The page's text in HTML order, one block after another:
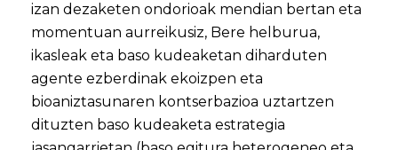
izan dezaketen ondorioak mendian bertan eta
momentuan aurreikusiz, Bere helburua,
ikasleak eta baso kudeaketan diharduten
agente ezberdinak ekoizpen eta
bioaniztasunaren kontserbazioa uztartzen
dituzten baso kudeaketa estrategia